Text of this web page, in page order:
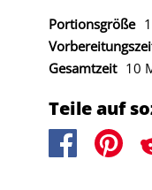
Portionsgröße
Gesamtzeit 10
Teile auf